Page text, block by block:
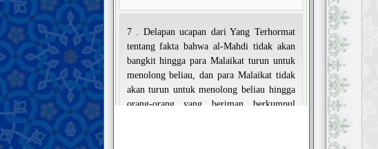
7 . Delapan ucapan dari Yang Terhormat
tentang fakta bahwa al-Mahdi tidak akan
bangkit hingga para Malaikat turun untuk
menolong beliau, dan para Malaikat tidak
akan turun untuk menolong beliau hingga
orang-orang yang beriman berkumpul